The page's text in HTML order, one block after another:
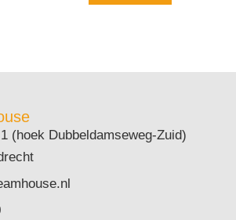
(hoek Dubbeldamseweg-Zuid)